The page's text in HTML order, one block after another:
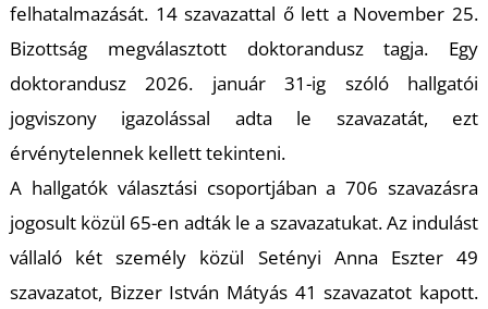
felhatalmazását. 14 szavazattal ő lett a November 25.
Bizottság megválasztott doktorandusz tagja. Egy
doktorandusz 2026. január 31-ig szóló hallgatói
jogviszony igazolással adta le szavazatát, ezt
érvénytelennek kellett tekinteni.
A hallgatók választási csoportjában a 706 szavazásra
jogosult közül 65-en adták le a szavazatukat. Az indulást
vállaló két személy közül Setényi Anna Eszter 49
szavazatot, Bizzer István Mátyás 41 szavazatot kapott.